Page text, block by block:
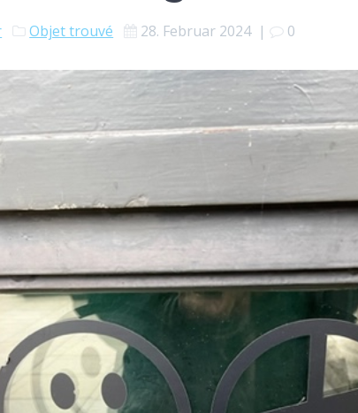
Objet trouvé 28. Februar 2024| 0